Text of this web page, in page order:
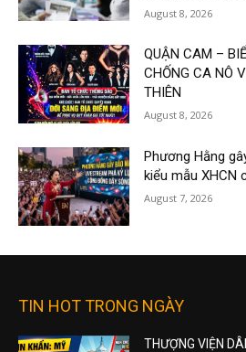
August 8, 2026
QUẬN CAM –
CHỐNG CA NÔ
THIÊN
August 8, 2026
Phương Hằng
kiểu mẫu XHCN
August 7, 2026
TIN HOT TRONG NGÀY
THƯỢNG VIỆN